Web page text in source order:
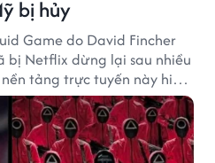
bị hủy
Game do David Fincher
bị Netflix dừng lại sau nhiều
tảng trực tuyến này hiện
chính thức.